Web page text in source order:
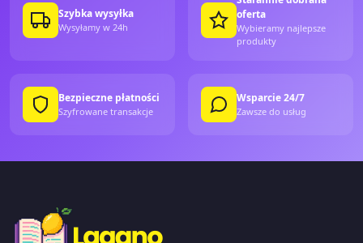
Szybka wysyłka
Wysyłamy w 24h
oferta
Wybieramy najlepsze
produkty
Bezpieczne płatności
Szyfrowane transakcje
Wsparcie 24/7
Zawsze do usług